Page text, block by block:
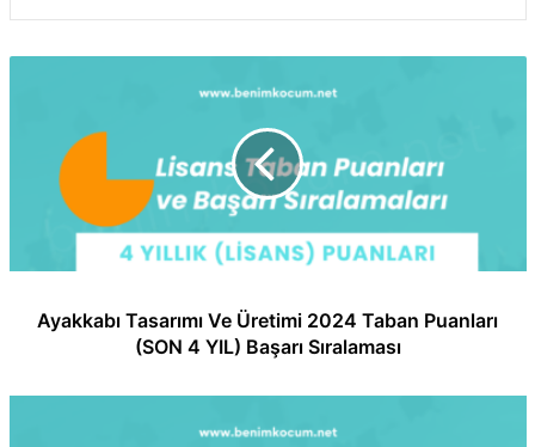
Ayakkabı Tasarımı Ve Üretimi 2024 Taban Puanları
(SON 4 YIL) Başarı Sıralaması